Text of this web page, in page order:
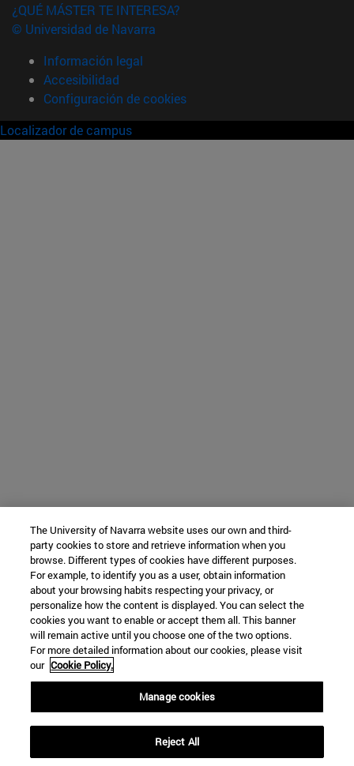
¿QUÉ MÁSTER TE INTERESA?
© Universidad de Navarra
Información legal
Accesibilidad
Configuración de cookies
Localizador de campus
The University of Navarra website uses our own and third-
party cookies to store and retrieve information when you
browse. Different types of cookies have different purposes.
For example, to identify you as a user, obtain information
about your browsing habits respecting your privacy, or
personalize how the content is displayed. You can select the
cookies you want to enable or accept them all. This banner
will remain active until you choose one of the two options.
For more detailed information about our cookies, please visit
our Cookie Policy.
Manage cookies
Reject All